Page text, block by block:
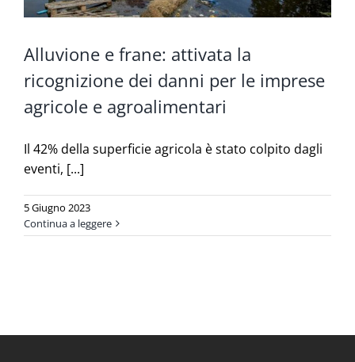
Alluvione e frane: attivata la
ricognizione dei danni per le imprese
agricole e agroalimentari
Il 42% della superficie agricola è stato colpito dagli
eventi, [...]
5 Giugno 2023
Continua a leggere